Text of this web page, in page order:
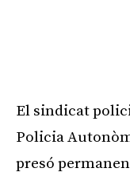
El sindicat
Policia
presó